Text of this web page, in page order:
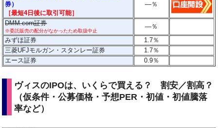
券）
［最短4日後に取引可能］
―％
DMM.com証券
※委託販売の配分がなかったため取扱中止
―％
みずほ証券
1.7％
三菱UFJモルガン・スタンレー証券
1.7％
エース証券
0.9％
ヴィスのIPOは、いくらで買える？ 割安／割高？
（仮条件・公募価格・予想PER・初値・初値騰落
率など）